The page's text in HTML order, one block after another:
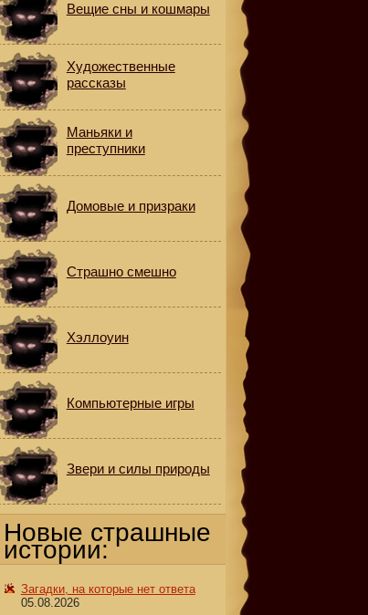
Вещие сны и кошмары
Художественные
рассказы
Маньяки и
преступники
Домовые и призраки
Страшно смешно
Хэллоуин
Компьютерные игры
Звери и силы природы
Новые страшные
истории:
Загадки, на которые нет ответа
05.08.2026